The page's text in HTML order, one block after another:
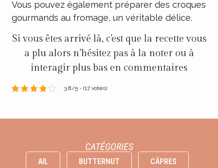
Vous pouvez également préparer des croques
gourmands au fromage, un véritable délice.
Si vous êtes arrivé là, c’est que la recette vous
a plu alors n’hésitez pas à la noter ou à
interagir plus bas en commentaires
3.8/5 - (17 votes)
CATÉGORIES
AIL BUTTERNUT CÂPRES